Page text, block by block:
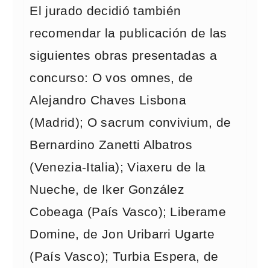
El jurado decidió también
recomendar la publicación de las
siguientes obras presentadas a
concurso: O vos omnes, de
Alejandro Chaves Lisbona
(Madrid); O sacrum convivium, de
Bernardino Zanetti Albatros
(Venezia-Italia); Viaxeru de la
Nueche, de Iker González
Cobeaga (País Vasco); Liberame
Domine, de Jon Uribarri Ugarte
(País Vasco); Turbia Espera, de